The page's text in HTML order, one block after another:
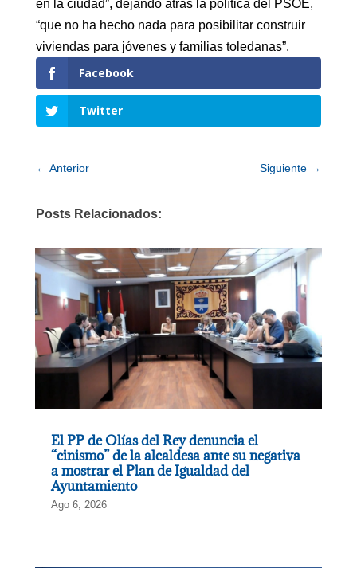
en la ciudad”, dejando atrás la política del PSOE,
“que no ha hecho nada para posibilitar construir
viviendas para jóvenes y familias toledanas”.
Facebook
Twitter
← Anterior Siguiente →
Posts Relacionados:
El PP de Olías del Rey denuncia el
“cinismo” de la alcaldesa ante su negativa
a mostrar el Plan de Igualdad del
Ayuntamiento
Ago 6, 2026